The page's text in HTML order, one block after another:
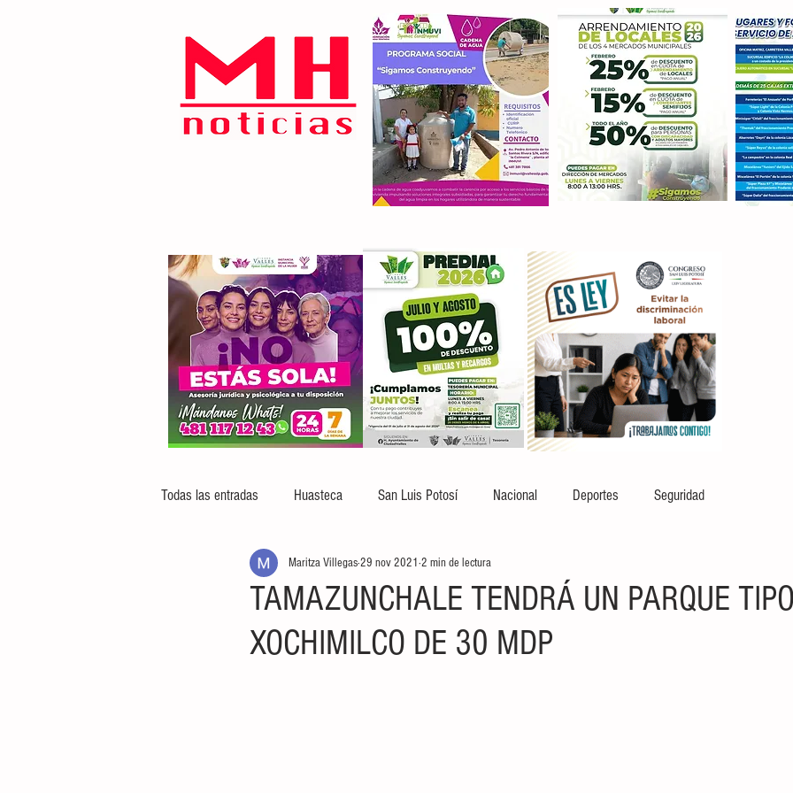
Todas las entradas Huasteca San Luis Potosí Nacional Deportes Seguridad
TAMAZUNCHALE TENDRÁ UN PARQUE
XOCHIMILCO DE 30 MDP
Maritza Villegas29 nov 2021 2 min de lectura